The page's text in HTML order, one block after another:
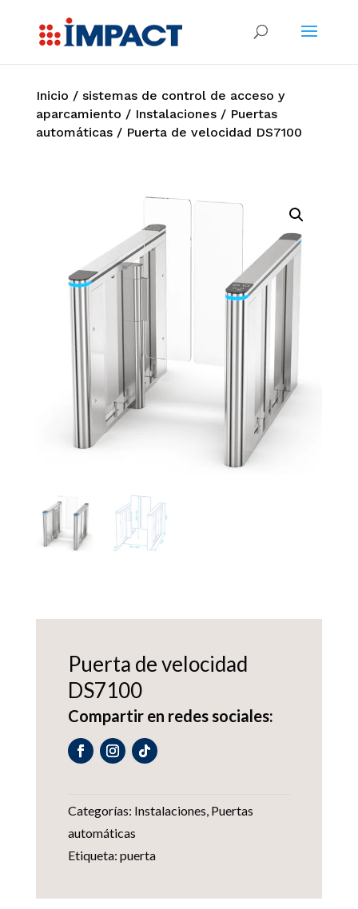
Inicio / sistemas de control de acceso y
aparcamiento / Instalaciones/ Puertas
automáticas/ Puerta de velocidad DS7100
Puerta de velocidad
DS7100
Compartir en redes sociales:
Categorías: Instalaciones, Puertas
automáticas
Etiqueta: puerta